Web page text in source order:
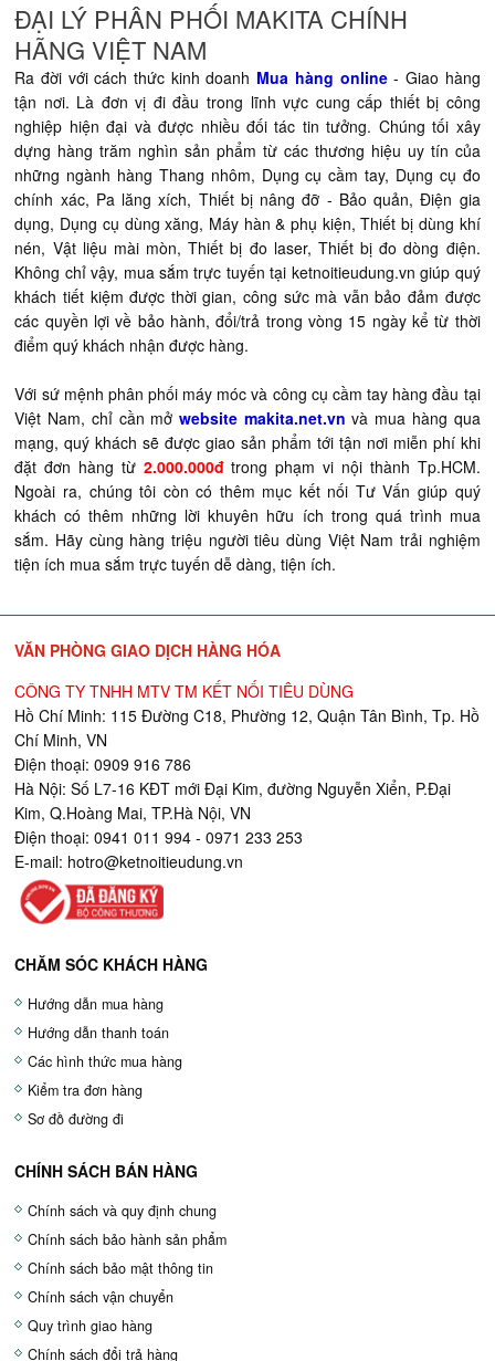
ĐẠI LÝ PHÂN PHỐI MAKITA CHÍNH
HÃNG VIỆT NAM
Ra đời với cách thức kinh doanh Mua hàng online - Giao hàng
tận nơi. Là đơn vị đi đầu trong lĩnh vực cung cấp thiết bị công
nghiệp hiện đại và được nhiều đối tác tin tưởng. Chúng tối xây
dựng hàng trăm nghìn sản phẩm từ các thương hiệu uy tín của
những ngành hàng Thang nhôm, Dụng cụ cầm tay, Dụng cụ đo
chính xác, Pa lăng xích, Thiết bị nâng đỡ - Bảo quản, Điện gia
dụng, Dụng cụ dùng xăng, Máy hàn & phụ kiện, Thiết bị dùng khí
nén, Vật liệu mài mòn, Thiết bị đo laser, Thiết bị đo dòng điện.
Không chỉ vậy, mua sắm trực tuyến tại ketnoitieudung.vn giúp quý
khách tiết kiệm được thời gian, công sức mà vẫn bảo đảm được
các quyền lợi về bảo hành, đổi/trả trong vòng 15 ngày kể từ thời
điểm quý khách nhận được hàng.
Với sứ mệnh phân phối máy móc và công cụ cầm tay hàng đầu tại
Việt Nam, chỉ cần mở website makita.net.vn và mua hàng qua
mạng, quý khách sẽ được giao sản phẩm tới tận nơi miễn phí khi
đặt đơn hàng từ 2.000.000đtrong phạm vi nội thành Tp.HCM.
Ngoài ra, chúng tôi còn có thêm mục kết nối Tư Vấn giúp quý
khách có thêm những lời khuyên hữu ích trong quá trình mua
sắm. Hãy cùng hàng triệu người tiêu dùng Việt Nam trải nghiệm
tiện ích mua sắm trực tuyến dễ dàng, tiện ích.
VĂN PHÒNG GIAO DỊCH HÀNG HÓA
CÔNG TY TNHH MTV TM KẾT NỐI TIÊU DÙNG
Hồ Chí Minh: 115 Đường C18, Phường 12, Quận Tân Bình, Tp. Hồ
Chí Minh, VN
Điện thoại: 0909 916 786
Hà Nội: Số L7-16 KĐT mới Đại Kim, đường Nguyễn Xiển, P.Đại
Kim, Q.Hoàng Mai, TP.Hà Nội, VN
Điện thoại: 0941 011 994 - 0971 233 253
E-mail: hotro@ketnoitieudung.vn
CHĂM SÓC KHÁCH HÀNG
Hướng dẫn mua hàng
Hướng dẫn thanh toán
Các hình thức mua hàng
Kiểm tra đơn hàng
Sơ đồ đường đi
CHÍNH SÁCH BÁN HÀNG
Chính sách và quy định chung
Chính sách bảo hành sản phẩm
Chính sách bảo mật thông tin
Chính sách vận chuyển
Quy trình giao hàng
Chính sách đổi trả hàng